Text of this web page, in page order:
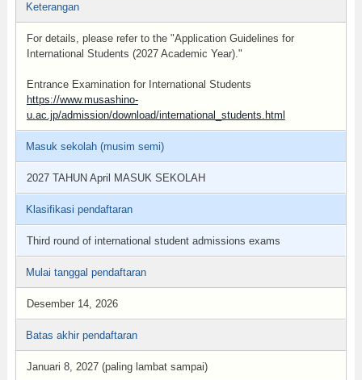
Keterangan
For details, please refer to the "Application Guidelines for
International Students (2027 Academic Year)."
Entrance Examination for International Students
https://www.musashino-
u.ac.jp/admission/download/international_students.html
Masuk sekolah (musim semi)
2027 TAHUN April MASUK SEKOLAH
Klasifikasi pendaftaran
Third round of international student admissions exams
Mulai tanggal pendaftaran
Desember 14, 2026
Batas akhir pendaftaran
Januari 8, 2027 (paling lambat sampai)